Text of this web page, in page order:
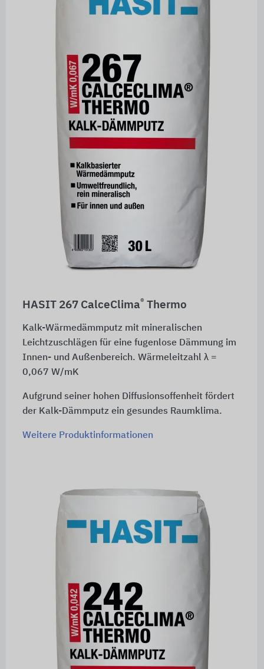
HASIT 267 CalceClima® Thermo
Kalk-Wärmedämmputz mit mineralischen
Leichtzuschlägen für eine fugenlose Dämmung im
Innen- und Außenbereich. Wärmeleitzahl λ =
0,067 W/mK
Aufgrund seiner hohen Diffusionsoffenheit fördert
der Kalk-Dämmputz ein gesundes Raumklima.
Weitere Produktinformationen